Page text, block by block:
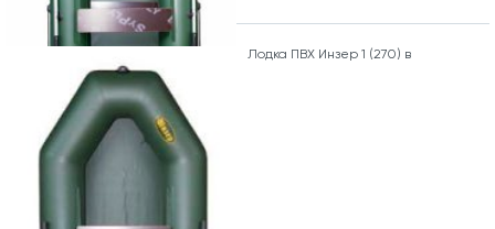
Лодка ПВХ Инзер 1 (270) в